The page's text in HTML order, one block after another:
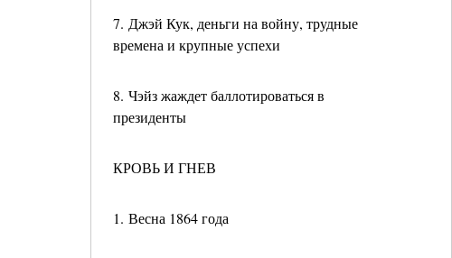
7. Джэй Кук, деньги на войну, трудные
времена и крупные успехи
8. Чэйз жаждет баллотироваться в
президенты
КРОВЬ И ГНЕВ
1. Весна 1864 года